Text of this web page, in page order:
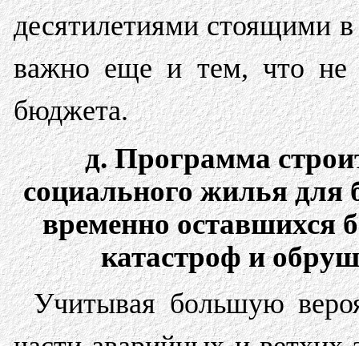
десятилетиями стоящими
важно еще и тем, что не
бюджета.
д. Программа
социального жилья для
временно оставшихся
катастроф и
Учитывая большую